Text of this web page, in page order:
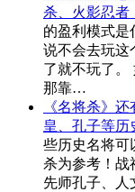
杀、火影忍者
的盈利模式是
说不会去玩这
了就不玩了。
那靠…
《名将杀》
皇、孔子等历
些历史名将可
杀为参考！战
先师孔子、人